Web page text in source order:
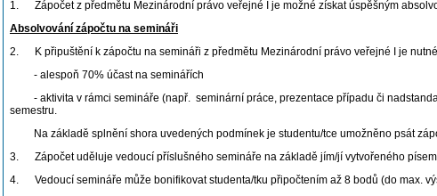
1. Zápočet z předmětu Mezinárodní právo veřejné I je možné získat úspěšným
Absolvování zápočtu na semináři
2. K připuštění k zápočtu na semináři z předmětu Mezinárodní právo veřejné I je
- alespoň 70% účast na seminářích
- aktivita v rámci semináře (např. seminární práce, prezentace případu či
semestru.
Na základě splnění shora uvedených podmínek je studentu/tce umožněno psát
3. Zápočet uděluje vedoucí příslušného semináře na základě jím/jí vytvořeného
4. Vedoucí semináře může bonifikovat studenta/tku připočtením až 8 bodů (do max.